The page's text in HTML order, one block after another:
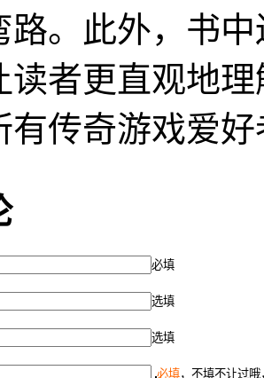
路。此外，书
读者更直观地
有传奇游戏爱
必填
选填
选填
必填，不填不让过